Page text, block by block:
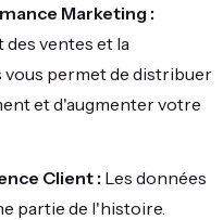
Marketing :
ventes et la
permet de distribuer
et d'augmenter votre
Client : Les données
partie de l'histoire.